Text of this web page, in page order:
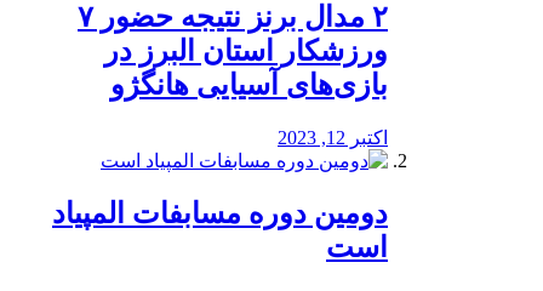
۲ مدال برنز نتیجه حضور ۷
ورزشکار استان البرز در
بازی‌های آسیایی هانگژو
اکتبر 12, 2023
دومین دوره مسابفات المپیاد
است